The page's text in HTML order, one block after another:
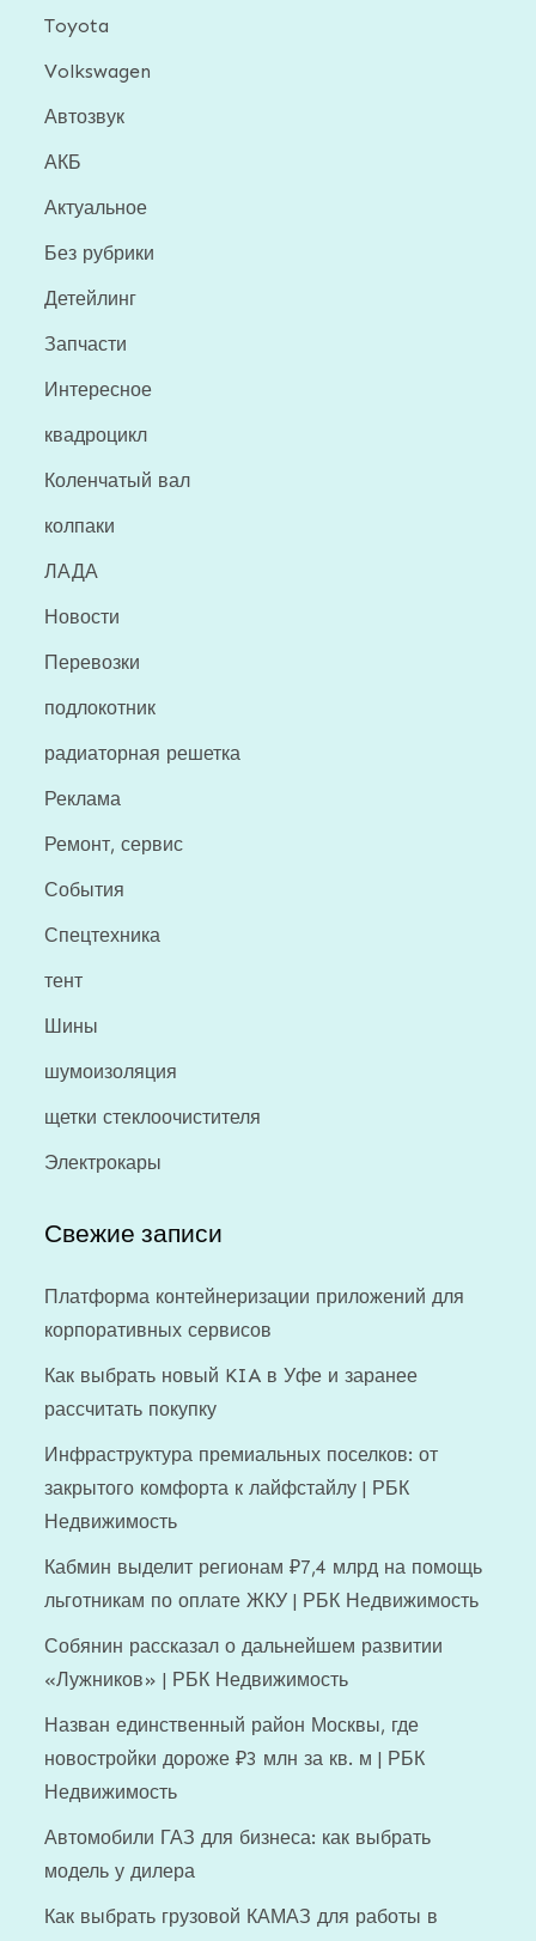
Toyota
Volkswagen
Автозвук
АКБ
Актуальное
Без рубрики
Детейлинг
Запчасти
Интересное
квадроцикл
Коленчатый вал
колпаки
ЛАДА
Новости
Перевозки
подлокотник
радиаторная решетка
Реклама
Ремонт, сервис
События
Спецтехника
тент
Шины
шумоизоляция
щетки стеклоочистителя
Электрокары
Свежие записи
Платформа контейнеризации приложений для
корпоративных сервисов
Как выбрать новый KIA в Уфе и заранее
рассчитать покупку
Инфраструктура премиальных поселков: от
закрытого комфорта к лайфстайлу | РБК
Недвижимость
Кабмин выделит регионам ₽7,4 млрд на помощь
льготникам по оплате ЖКУ | РБК Недвижимость
Собянин рассказал о дальнейшем развитии
«Лужников» | РБК Недвижимость
Назван единственный район Москвы, где
новостройки дороже ₽3 млн за кв. м | РБК
Недвижимость
Автомобили ГАЗ для бизнеса: как выбрать
модель у дилера
Как выбрать грузовой КАМАЗ для работы в